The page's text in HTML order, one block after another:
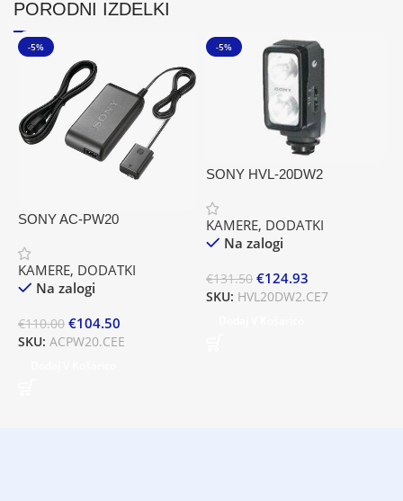
PORODNI IZDELKI
-5%
SONY AC-PW20
KAMERE, DODATKI
Na zalogi
€110.00 €104.50
SKU:ACPW20.CEE
-5%
SONY HVL-20DW2
KAMERE, DODATKI
Na zalogi
€131.50 €124.93
SKU: HVL20DW2.CE7